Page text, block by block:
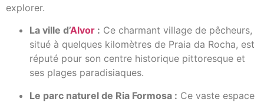
explorer.
La ville d’Alvor : Ce charmant village de pêcheurs,
situé à quelques kilomètres de Praia da Rocha, est
réputé pour son centre historique pittoresque et
ses plages paradisiaques.
Le parc naturel de Ria Formosa : Ce vaste espace